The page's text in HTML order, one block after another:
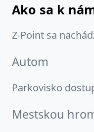
Ako sa k
Z-Point sa
Autom
Parkovisko
Mestskou